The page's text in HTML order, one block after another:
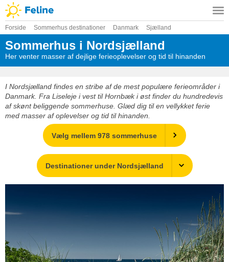
Forside Sommerhus destinationer Danmark Sjælland
Sommerhus i Nordsjælland
Her venter masser af dejlige ferieoplevelser og tid til hinanden
I Nordsjælland findes en stribe af de mest populære ferieområder i
Danmark. Fra Liseleje i vest til Hornbæk i øst finder du hundredevis
af skønt beliggende sommerhuse. Glæd dig til en vellykket ferie
med masser af oplevelser og tid til hinanden.
Vælg mellem 978 sommerhuse
Destinationer under Nordsjælland